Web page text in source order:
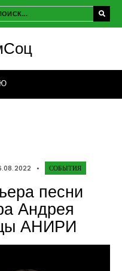
• СОБЫТИЯ
песни
Андрея
АНИРИ